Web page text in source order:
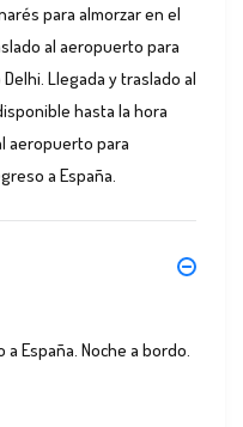
para almorzar en el
al aeropuerto para
Llegada y traslado al
hasta la hora
aeropuerto para
a España.
España. Noche a bordo.